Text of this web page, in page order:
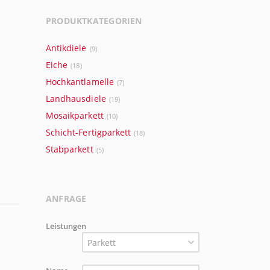
PRODUKTKATEGORIEN
Antikdiele (9)
Eiche (18)
Hochkantlamelle (7)
Landhausdiele (19)
Mosaikparkett (10)
Schicht-Fertigparkett (18)
Stabparkett (5)
ANFRAGE
Leistungen
Parkett